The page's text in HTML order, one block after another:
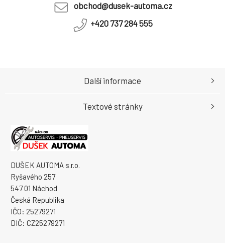
obchod@dusek-automa.cz
+420 737 284 555
DUŠEK AUTOMA s.r.o.
Ryšavého 257
547 01 Náchod
Česká Republika
IČO: 25279271
DIČ: CZ25279271
Další informace
Textové stránky